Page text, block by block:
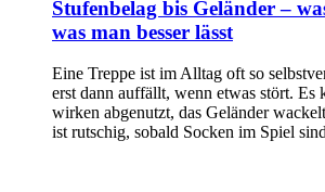
Stufenbelag bis Geländer –
was man besser lässt
Eine Treppe ist im Alltag oft so
erst dann auffällt, wenn etwas stört. Es
wirken abgenutzt, das Geländer
ist rutschig, sobald Socken im Spiel